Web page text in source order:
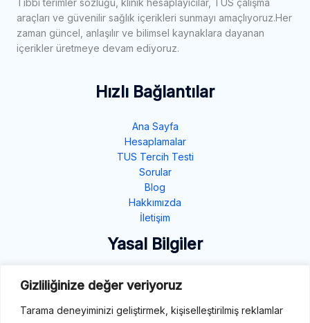
Gizliliğinize değer veriyoruz
Tarama deneyiminizi geliştirmek, kişiselleştirilmiş reklamlar
Tıbbi terimler sözlüğü, klinik hesaplayıcılar, TUS çalışma
araçları ve güvenilir sağlık içerikleri sunmayı amaçlıyoruz.Her
zaman güncel, anlaşılır ve bilimsel kaynaklara dayanan
içerikler üretmeye devam ediyoruz.
Hızlı Bağlantılar
Ana Sayfa
Hesaplamalar
TUS Tercih Testi
Sorular
Blog
Hakkımızda
İletişim
Yasal Bilgiler
Gizlilik Politikası
Çerez Politikası
Şartlar ve Koşullar